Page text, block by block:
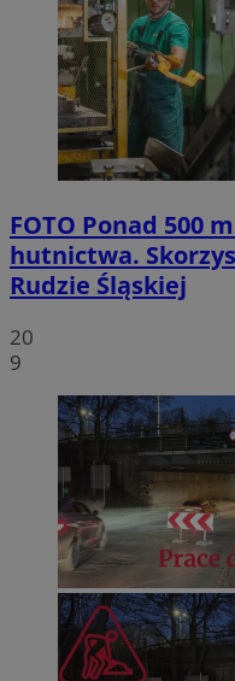
FOTO Ponad 500
hutnictwa.
Rudzie Śląskiej
20
9